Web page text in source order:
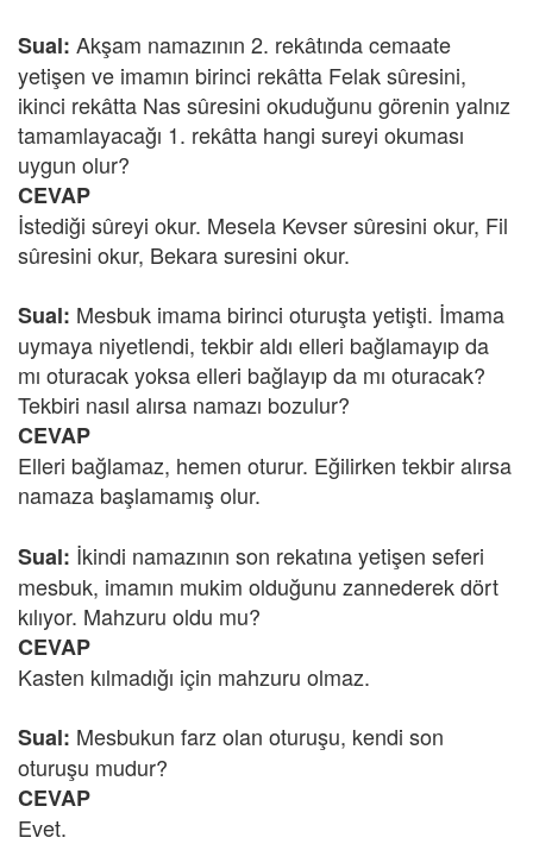
Sual: Akşam namazının 2. rekâtında cemaate
yetişen ve imamın birinci rekâtta Felak sûresini,
ikinci rekâtta Nas sûresini okuduğunu görenin yalnız
tamamlayacağı 1. rekâtta hangi sureyi okuması
uygun olur?
CEVAP
İstediği sûreyi okur. Mesela Kevser sûresini okur, Fil
sûresini okur, Bekara suresini okur.
Sual: Mesbuk imama birinci oturuşta yetişti. İmama
uymaya niyetlendi, tekbir aldı elleri bağlamayıp da
mı oturacak yoksa elleri bağlayıp da mı oturacak?
Tekbiri nasıl alırsa namazı bozulur?
CEVAP
Elleri bağlamaz, hemen oturur. Eğilirken tekbir alırsa
namaza başlamamış olur.
Sual: İkindi namazının son rekatına yetişen seferi
mesbuk, imamın mukim olduğunu zannederek dört
kılıyor. Mahzuru oldu mu?
CEVAP
Kasten kılmadığı için mahzuru olmaz.
Sual: Mesbukun farz olan oturuşu, kendi son
oturuşu mudur?
CEVAP
Evet.